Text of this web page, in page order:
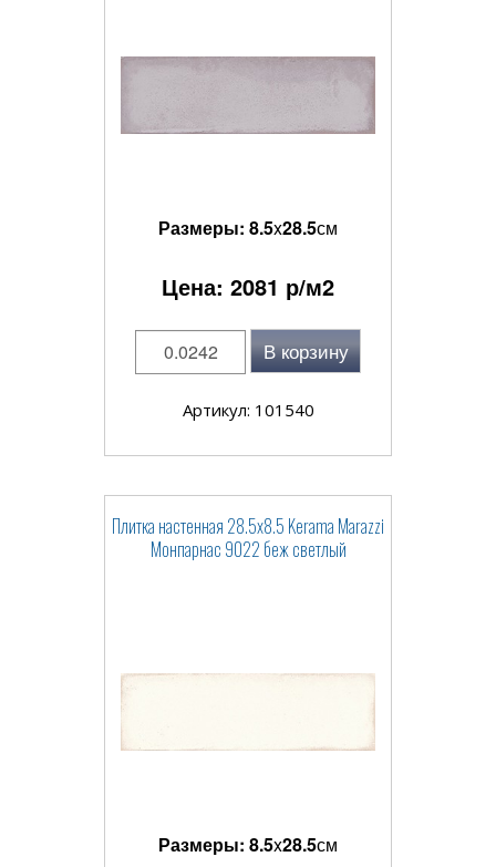
Размеры: 8.5x28.5см
Цена: 2081 р/м2
В корзину
Артикул: 101540
Плитка настенная 28.5x8.5 Kerama Marazzi
Монпарнас 9022 беж светлый
Размеры: 8.5x28.5см